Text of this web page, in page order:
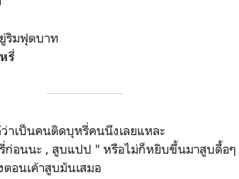
ริมฟุตบาท
รี่
าเป็นคนติดบุหรี่คนนึงเลยแหละ
ก่อนนะ , สูบแปป " หรือไม่ก็หยิบขึ้นมาสูบดื้อๆ
อนเค้าสูบมันเสมอ